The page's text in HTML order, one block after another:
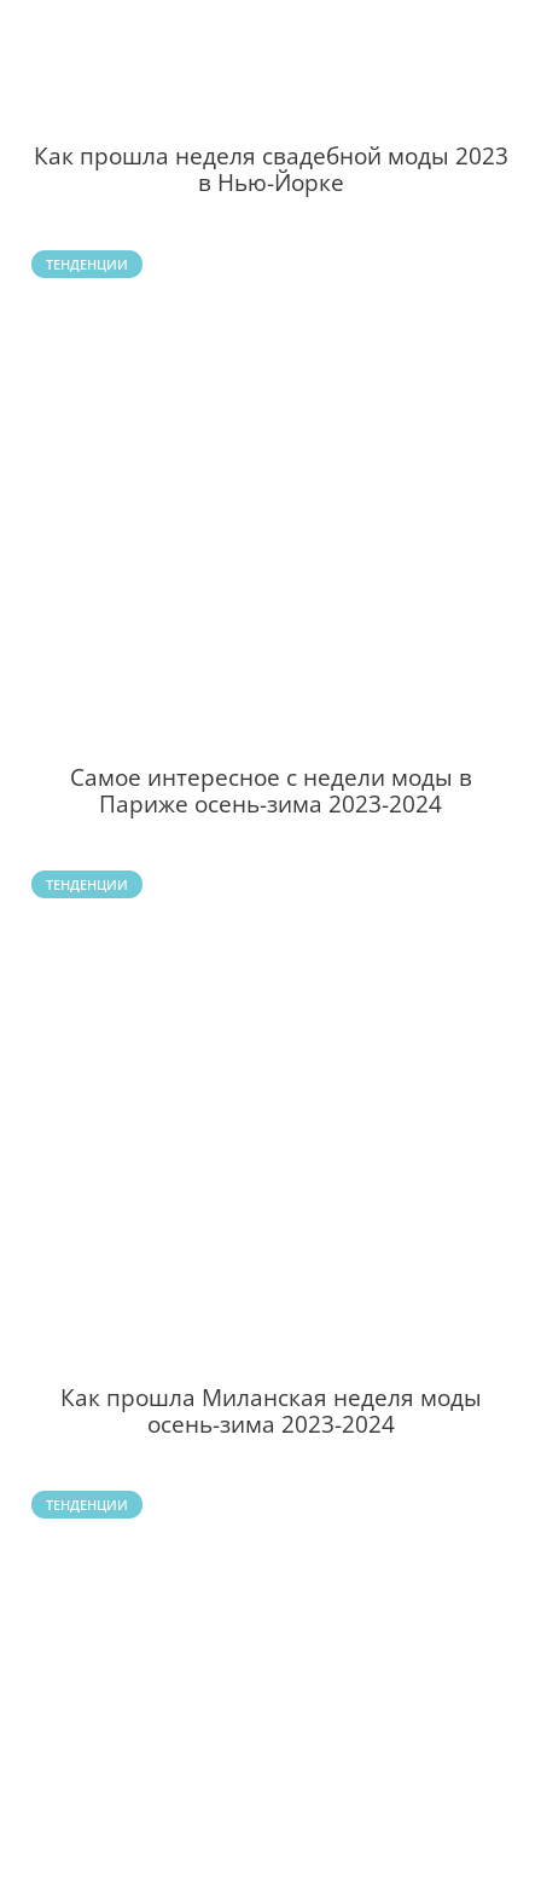
Как прошла неделя свадебной моды 2023
в Нью-Йорке
ТЕНДЕНЦИИ
Самое интересное с недели моды в
Париже осень-зима 2023-2024
ТЕНДЕНЦИИ
Как прошла Миланская неделя моды
осень-зима 2023-2024
ТЕНДЕНЦИИ